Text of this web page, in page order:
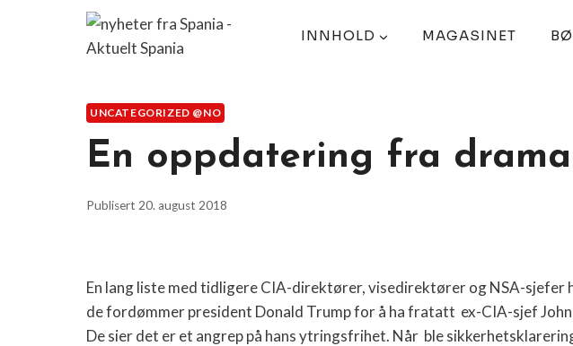
INNHOLD MAGASINET
UNCATEGORIZED @NO
En oppdatering fra
Publisert 20. august 2018
En lang liste med tidligere CIA-direktører, visedirektører og NSA-sjefer
de fordømmer president Donald Trump for å ha fratatt ex-CIA-sjef
De sier det er et angrep på hans ytringsfrihet. Når ble